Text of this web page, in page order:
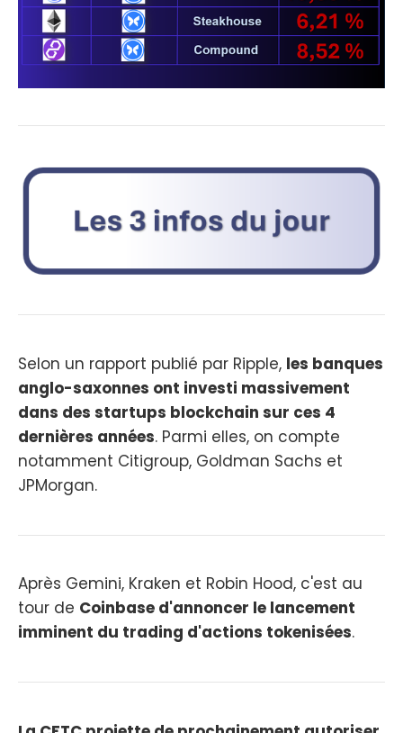
Selon un rapport publié par Ripple, les banques
anglo-saxonnes ont investi massivement
dans des startups blockchain sur ces 4
dernières années. Parmi elles, on compte
notamment Citigroup, Goldman Sachs et
JPMorgan.
Après Gemini, Kraken et Robin Hood, c'est au
tour de Coinbase d'annoncer le lancement
imminent du trading d'actions tokenisées.